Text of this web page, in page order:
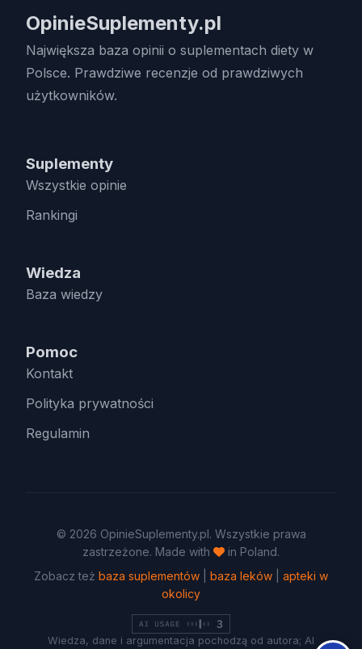
OpinieSuplementy.pl
Największa baza opinii o suplementach diety w
Polsce. Prawdziwe recenzje od prawdziwych
użytkowników.
Suplementy
Wszystkie opinie
Rankingi
Wiedza
Baza wiedzy
Pomoc
Kontakt
Polityka prywatności
Regulamin
© 2026 OpinieSuplementy.pl. Wszystkie prawa
zastrzeżone. Made with
in Poland.
Zobacz też baza suplementów baza leków
apteki w
okolicy
Wiedza, dane i argumentacja pochodzą od autora; AI